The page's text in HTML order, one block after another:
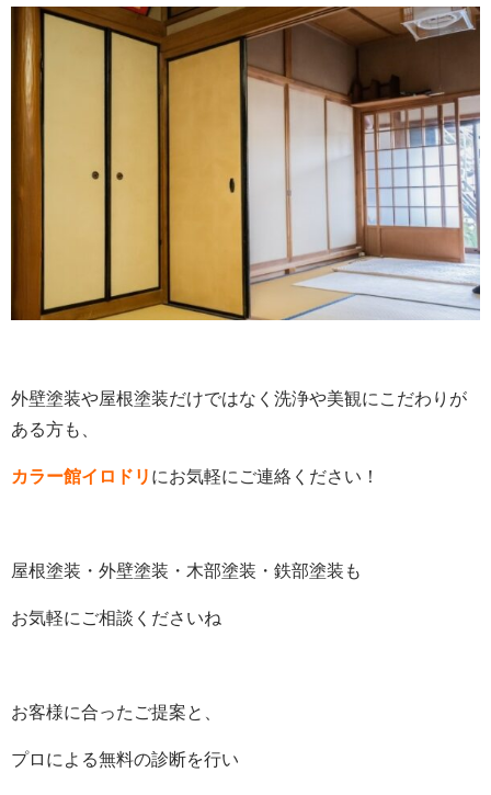
外壁塗装や屋根塗装だけではなく洗浄や美観にこだわりが
ある方も、
カラー館イロドリ にお気軽にご連絡ください！
屋根塗装・外壁塗装・木部塗装・鉄部塗装も
お気軽にご相談くださいね
お客様に合ったご提案と、
プロによる無料の診断を行い